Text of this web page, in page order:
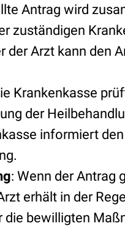
Antrag wird
zuständigen
der Arzt kann den
Krankenkasse
der
informiert
: Wenn der Antrag
erhält in der
bewilligten